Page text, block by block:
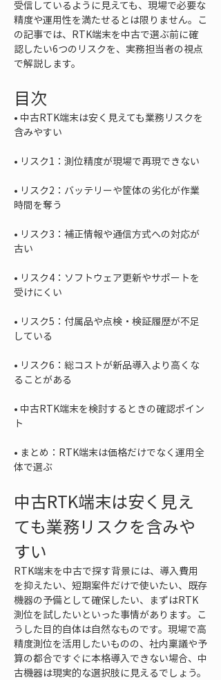
受信しているように見えても、現場で必要な
精度や運用性を満たせるとは限りません。こ
の記事では、RTK端末を中古で選ぶ前に確
認したい6つのリスクを、実務担当者の視点
で解説します。
目次
• 中古RTK端末は安く見えても業務リスクを
•
• リスク2：バッテリーや筐体の劣化が作業
• リスク3：補正情報や通信方式への対応が
• リスク4：ソフトウェア更新やサポートを
• リスク5：付属品や点検・検証履歴が不足
• リスク6：総コストが新品導入より高くな
• 中古RTK端末を検討するときの確認ポイン
• まとめ：RTK端末は価格だけでなく運用全
体で選ぶ
中古RTK端末は安く見え
ても業務リスクを含みや
すい
RTK端末を中古で探す背景には、導入費用
を抑えたい、短期案件だけで使いたい、既存
機器の予備として確保したい、まずはRTK
測位を試したいといった事情があります。こ
うした目的自体は自然なものです。現場で高
精度測位を活用したいものの、社内稟議や予
算の都合ですぐに本格導入できない場合、中
古機器は現実的な選択肢に見えるでしょう。